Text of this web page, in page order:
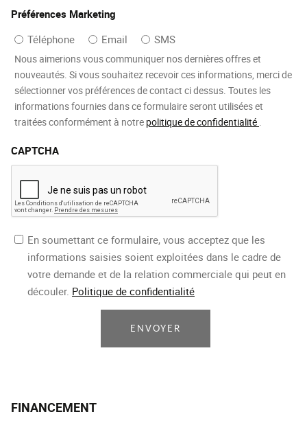
Préférences Marketing
Téléphone
Email SMS
Nous aimerions vous communiquer nos dernières offres et
nouveautés. Si vous souhaitez recevoir ces informations, merci de
sélectionner vos préférences de contact ci dessus. Toutes les
informations fournies dans ce formulaire seront utilisées et
traitées conformément à notre politique de confidentialité
CAPTCHA
En soumettant ce formulaire, vous acceptez que les
informations saisies soient exploitées dans le cadre de
votre demande et de la relation commerciale qui peut en
découler. Politique de confidentialité
ENVOYER